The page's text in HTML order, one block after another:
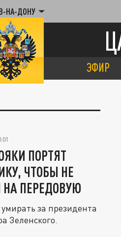
НА-ДОНУ
ЭФИР
ПОРТЯТ
ЧТОБЫ НЕ
НА ПЕРЕДОВУЮ
за президента
Зеленского.